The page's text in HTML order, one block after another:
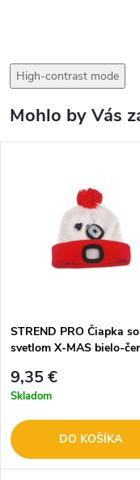
High-contrast mode
Mohlo by Vás
STREND PRO Čiapka so
svetlom X-MAS bielo-
9,35 €
Skladom
DO KOŠÍKA